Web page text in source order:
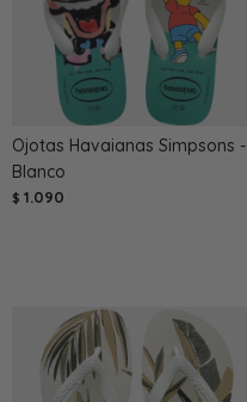
Ojotas Havaianas Simpsons -
Blanco
$ 1.090